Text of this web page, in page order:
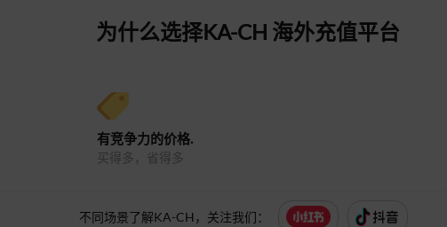
为什么选择KA-CH 海外充值平台
有竞争力的价格.
买得多，省得多
不同场景了解KA-CH，关注我们：